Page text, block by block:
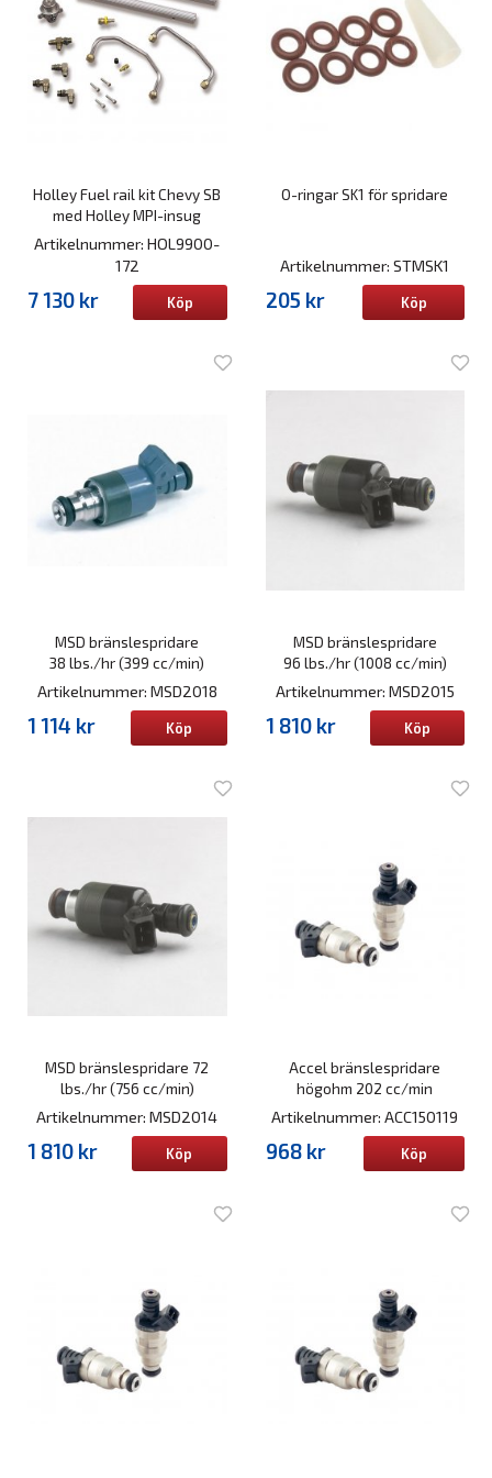
Holley Fuel rail kit Chevy SB
med Holley MPI-insug
Artikelnummer: HOL9900-
172
7 130 kr Köp
O-ringar SK1 för spridare
Artikelnummer: STMSK1
205 kr Köp
MSD bränslespridare
38 lbs./hr (399 cc/min)
Artikelnummer: MSD2018
1 114 kr Köp
MSD bränslespridare
96 lbs./hr (1008 cc/min)
Artikelnummer: MSD2015
1 810 kr Köp
MSD bränslespridare 72
lbs./hr (756 cc/min)
Artikelnummer: MSD2014
1 810 kr Köp
Accel bränslespridare
högohm 202 cc/min
Artikelnummer: ACC150119
968 kr Köp